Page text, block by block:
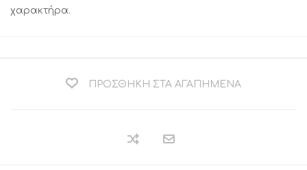
χαρακτήρα.
ΠΡΟΣΘΉΚΗ ΣΤΑ ΑΓΑΠΗΜΈΝΑ